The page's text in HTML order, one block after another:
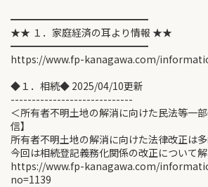
━━━━━━━━━━━━━━
★★ １．家庭経済の耳より情報 ★★
━━━━━━━━━━━━━━
https://www.fp-kanagawa.com/
◆１．相続◆ 2025/04/10更新
-----------------------------
＜所有者不明土地の解消に向けた民法等一
信】
所有者不明土地の解消に向けた法律改正は多
今回は相続登記義務化関係の改正について解
https://www.fp-kanagawa.com/
no=1139